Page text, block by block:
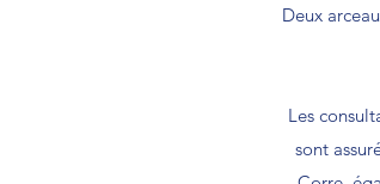
Deux
Les
sont